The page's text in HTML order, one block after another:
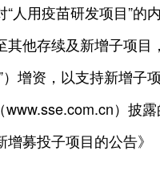
人用疫苗研发项目”
他存续及新增子项
增资，以支持新增子
）披
募投子项目的公告》